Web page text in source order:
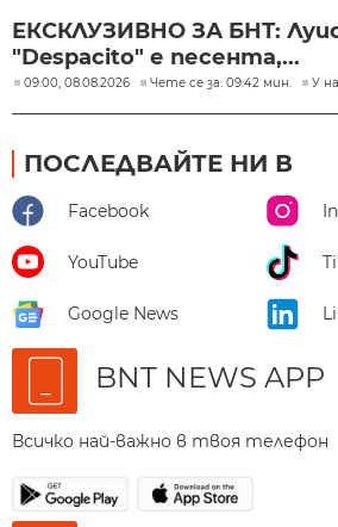
ЕКСКЛУЗИВНО ЗА БНТ:
"Despacito" е песента,...
09:00, 08.08.2026 Чете се за: 09:42 мин. У
ПОСЛЕДВАЙТЕ НИ В
Facebook
YouTube
Google News
BNT NEWS APP
Всичко най-важно в твоя телефон